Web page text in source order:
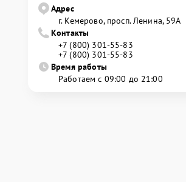
Адрес
г. Кемерово, просп. Ленина, 59А
Контакты
+7 (800) 301-55-83
+7 (800) 301-55-83
Время работы
Работаем с 09:00 до 21:00